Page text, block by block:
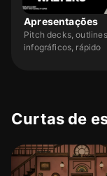
Apresentações
Pitch decks,
infográficos, rápido
Curtas de
Hot
Curtas de estilo
Começar grátis ↗